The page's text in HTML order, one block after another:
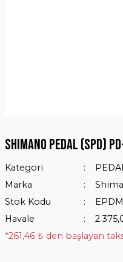
SHIMANO Pedal (SPD)
Kategori
Marka
Stok Kodu
Havale
*261,46 ₺ den başlayan